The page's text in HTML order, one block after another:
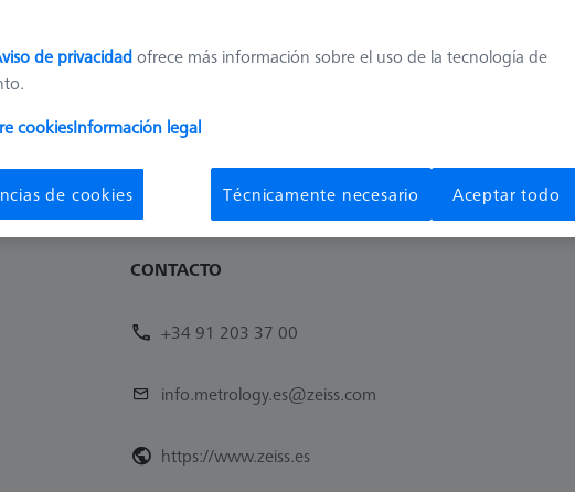
Disponible en breve 121,80 €
CONTACTO
+34 91 203 37 00
info.metrology.es@zeiss.com
https://www.zeiss.es
de privacidadofrece más información sobre el uso de la tecnología de
cookiesInformación legal
de cookies Técnicamente necesario Aceptar todo